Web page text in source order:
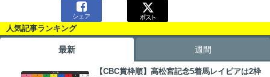

シェア
人気記事ランキング
最新 週間
【CBC賞枠順】高松宮記念5着馬レイピアは2枠